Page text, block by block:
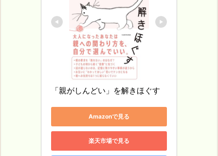
「親がしんどい」を解きほぐす
Amazonで見る
楽天市場で見る